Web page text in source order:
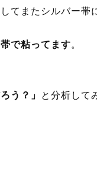
てまたシルバー帯
で粘ってます。
う？」 と分析して